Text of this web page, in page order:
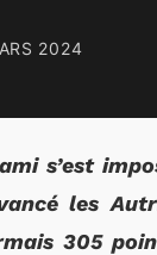
2024
s’est
les
305